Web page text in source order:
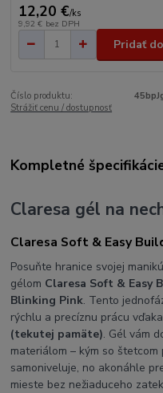
12,20 €/ks
9,92 € bez DPH
Pridať
Číslo produktu:
Strážiť cenu / dostupnosť
Kompletné
Claresa gél na
Claresa Soft & Easy
Posuňte hranice svojej
gélom Claresa Soft & Easy
Blinking Pink. Tento
rýchlu a precíznu prácu
(tekutej pamäte). Gél vám
materiálom – kým so
samoniveluje, no akonáhle
mieste bez nežiaduceho